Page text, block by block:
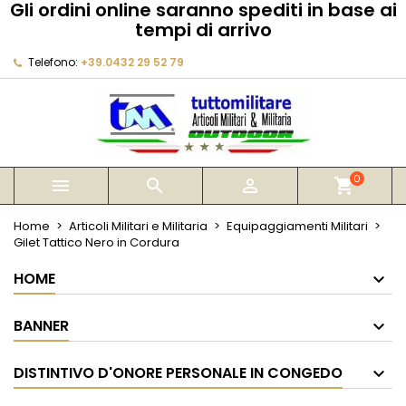
Gli ordini online saranno spediti in base ai
tempi di arrivo
Telefono: +39.0432 29 52 79
   shopping_cart0
Home Articoli Militari e Militaria
Equipaggiamenti Militari
Gilet Tattico Nero in Cordura
HOME
BANNER
DISTINTIVO D'ONORE PERSONALE IN CONGEDO
My wishlists
add_circle_outline Create new list
Crea lista dei desideri
Annulla Crea lista dei desideri
Devi avere effettuato l'accesso per salvare dei
prodotti nella tua lista dei desideri.
Annulla